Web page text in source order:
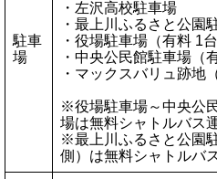
駐車
場
・左沢高校駐車場
・最上川ふるさと公園
・役場駐車場（有料 1
・中央公民館駐車場（
・マックスバリュ跡地
※役場駐車場～中央公
場は無料シャトルバス
※最上川ふるさと公園
側）は無料シャトルバ